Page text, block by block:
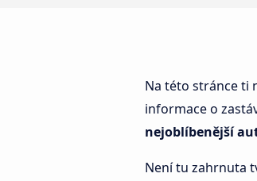
Na této stránce ti
informace o
nejoblíbenější
Není tu zahrnuta